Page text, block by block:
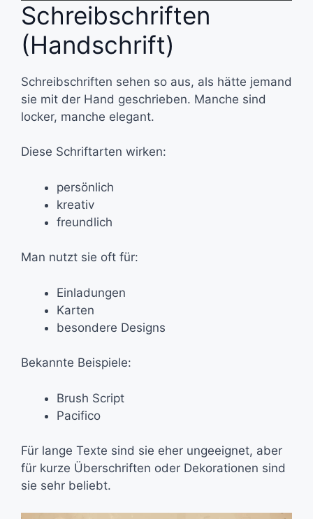
Schreibschriften
(Handschrift)
Schreibschriften sehen so aus, als hätte jemand
sie mit der Hand geschrieben. Manche sind
locker, manche elegant.
Diese Schriftarten wirken:
persönlich
kreativ
freundlich
Man nutzt sie oft für:
Einladungen
Karten
besondere Designs
Bekannte Beispiele:
Brush Script
Pacifico
Für lange Texte sind sie eher ungeeignet, aber
für kurze Überschriften oder Dekorationen sind
sie sehr beliebt.